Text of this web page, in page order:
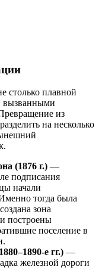
столько плавной
вызванными
из
на несколько
(1876 г.) —
подписания
начали
тогда была
зона
построены
поселение в
е гг.) —
железной дороги